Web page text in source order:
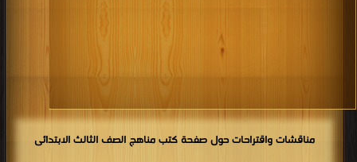
مناقشات واقتراحات حول صفحة كتب مناهج الصف الثالث الابتدائى